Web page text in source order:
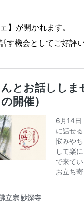
】が開かれます。
す機会としてご好評